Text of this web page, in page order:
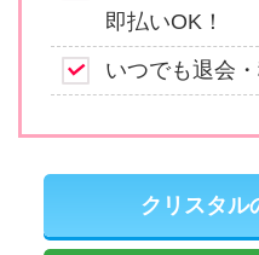
即払いOK！
いつでも退会
クリスタル